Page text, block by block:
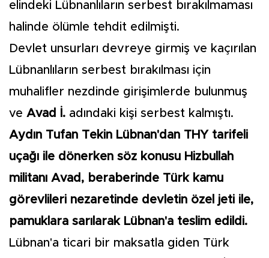
elindeki Lübnanlıların serbest bırakılmaması
halinde ölümle tehdit edilmişti.
Devlet unsurları devreye girmiş ve kaçırılan
Lübnanlıların serbest bırakılması için
muhalifler nezdinde girişimlerde bulunmuş
ve Avad İ. adındaki kişi serbest kalmıştı.
Aydın Tufan Tekin Lübnan'dan THY tarifeli
uçağı ile dönerken söz konusu Hizbullah
militanı Avad, beraberinde Türk kamu
görevlileri nezaretinde devletin özel jeti ile,
pamuklara sarılarak Lübnan'a teslim edildi.
Lübnan'a ticari bir maksatla giden Türk